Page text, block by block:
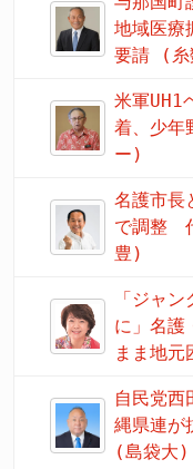
地域医療
要請 (糸
米軍UH1
着、少年
ー)
名護市長
で調整
豊)
「ジャ
に」名護
まま地
自民党西
縄県連が
(島袋大)